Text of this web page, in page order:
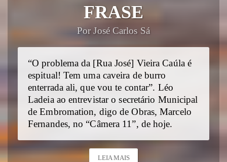
FRASE
Por José Carlos Sá
“O problema da [Rua José] Vieira Caúla é
espitual! Tem uma caveira de burro
enterrada ali, que vou te contar”. Léo
Ladeia ao entrevistar o secretário Municipal
de Embromation, digo de Obras, Marcelo
Fernandes, no “Câmera 11”, de hoje.
LEIA MAIS